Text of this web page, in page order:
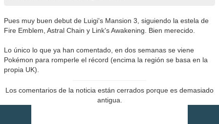
Pues muy buen debut de Luigi's Mansion 3, siguiendo la estela de
Fire Emblem, Astral Chain y Link's Awakening. Bien merecido.
Lo único lo que ya han comentado, en dos semanas se viene
Pokémon para romperle el récord (encima la región se basa en la
propia UK).
Los comentarios de la noticia están cerrados porque es demasiado
antigua.